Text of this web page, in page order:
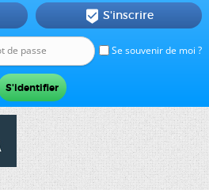
Se souvenir de moi ?
 S'inscrire